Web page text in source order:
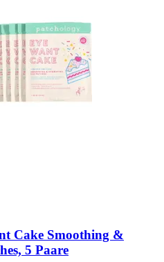
Cake Smoothing &
5 Paare